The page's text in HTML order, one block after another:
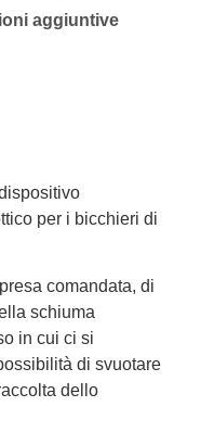
aggiuntive
per i bicchieri di
comandata, di
schiuma
in cui ci si
di svuotare
dello